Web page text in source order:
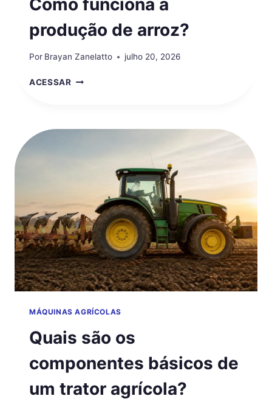
produção de arroz?
Por Brayan Zanelatto julho 20, 2026
ACESSARCOMO
DE
MÁQUINAS AGRÍCOLAS
Quais são os
componentes básicos de
um trator agrícola?